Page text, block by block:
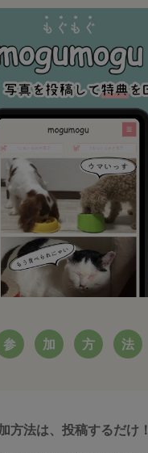
参 加 方 法
方法は、投稿するだけ！